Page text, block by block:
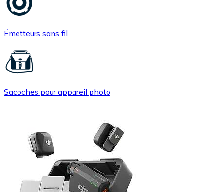
Émetteurs sans fil
Sacoches pour appareil photo